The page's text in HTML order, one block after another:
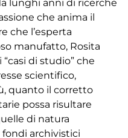
lunghi anni di ricerche
che anima il
che l’esperta
manufatto, Rosita
di studio” che
scientifico,
quanto il corretto
possa risultare
di natura
archivistici